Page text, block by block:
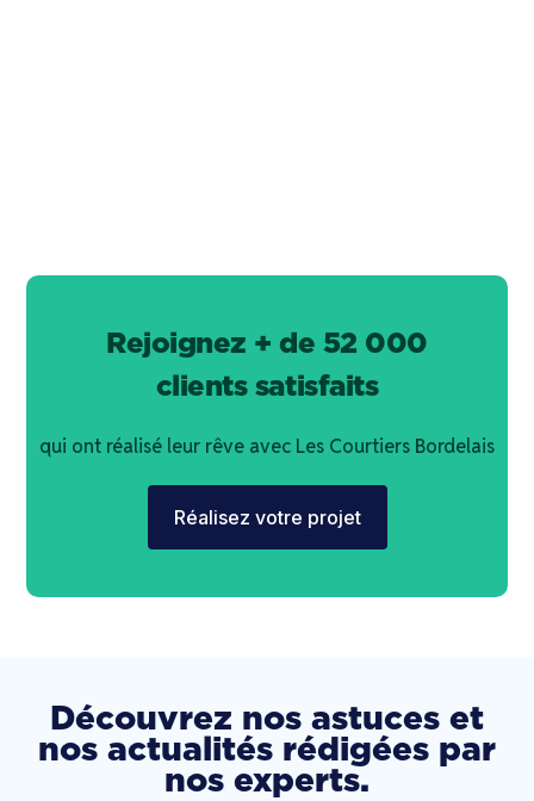
Rejoignez + de 52 000
clients satisfaits
qui ont réalisé leur rêve avec Les Courtiers Bordelais
Réalisez votre projet
Découvrez nos astuces et
nos actualités rédigées par
nos experts.